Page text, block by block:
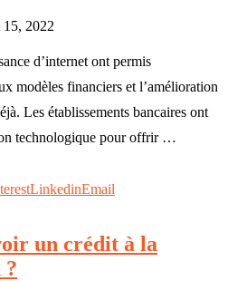
2022
d’internet ont permis
modèles financiers et l’amélioration
Les établissements bancaires ont
technologique pour offrir …
LinkedinEmail
un crédit à la
?